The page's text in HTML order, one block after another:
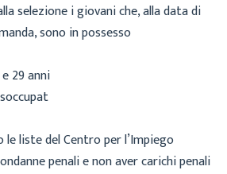
selezione i giovani che, alla data di
sono in possesso
29 anni
liste del Centro per l’Impiego
penali e non aver carichi penali